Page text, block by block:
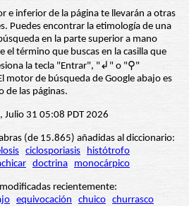
e inferior de la página te llevarán a otras
Puedes encontrar la etimología de una
en la parte superior a mano
el término que buscas en la casilla que
la tecla "Entrar", "↲" o "⚲"
motor de búsqueda de Google abajo es
de las páginas.
Julio 31 05:08 PDT 2026
(de 15.865) añadidas al diccionario:
ciclosporiasis
histótrofo
doctrina monocárpico
recientemente:
equivocación chuico churrasco